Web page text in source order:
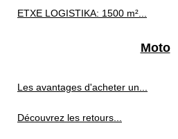
ETXE LOGISTIKA: 1500 m²...
Moto
Les avantages d'acheter un...
Découvrez les retours...